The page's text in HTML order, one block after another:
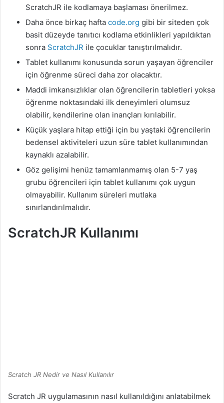
ScratchJR ile kodlamaya başlaması önerilmez.
Daha önce birkaç hafta code.org gibi bir siteden çok
basit düzeyde tanıtıcı kodlama etkinlikleri yapıldıktan
sonra ScratchJR ile çocuklar tanıştırılmalıdır.
Tablet kullanımı konusunda sorun yaşayan öğrenciler
için öğrenme süreci daha zor olacaktır.
Maddi imkansızlıklar olan öğrencilerin tabletleri yoksa
öğrenme noktasındaki ilk deneyimleri olumsuz
olabilir, kendilerine olan inançları kırılabilir.
Küçük yaşlara hitap ettiği için bu yaştaki öğrencilerin
bedensel aktiviteleri uzun süre tablet kullanımından
kaynaklı azalabilir.
Göz gelişimi henüz tamamlanmamış olan 5-7 yaş
grubu öğrencileri için tablet kullanımı çok uygun
olmayabilir. Kullanım süreleri mutlaka
sınırlandırılmalıdır.
ScratchJR Kullanımı
Scratch JR Nedir ve Nasıl Kullanılır
Scratch JR uygulamasının nasıl kullanıldığını anlatabilmek